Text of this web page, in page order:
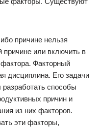
причине нельзя
причине или включить в
Факторный
дисциплина. Его задачи
разработать способы
причин и
из них факторов.
эти факторы,